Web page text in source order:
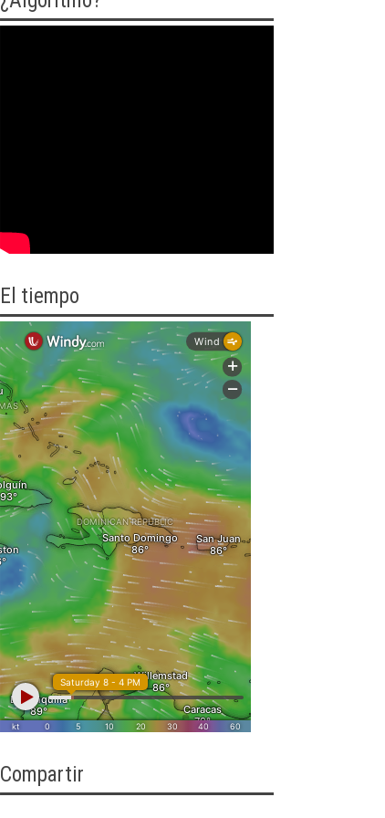
El tiempo
Compartir